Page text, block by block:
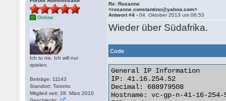
Online
Ich tu nix. Ich will nur
spielen.
Beiträge: 11143
Standort: Toronto
Mitglied seit: 28. März 2010
Re: Roxanne
<roxanne.constantino@yahoo.com>
Antwort #4 -04. Oktober 2013 um 06:53
Wieder über Südafrika.
Code
General IP Information
IP: 41.16.254.52
Decimal: 688979508
Hostname: vc-gp-n-41-16-